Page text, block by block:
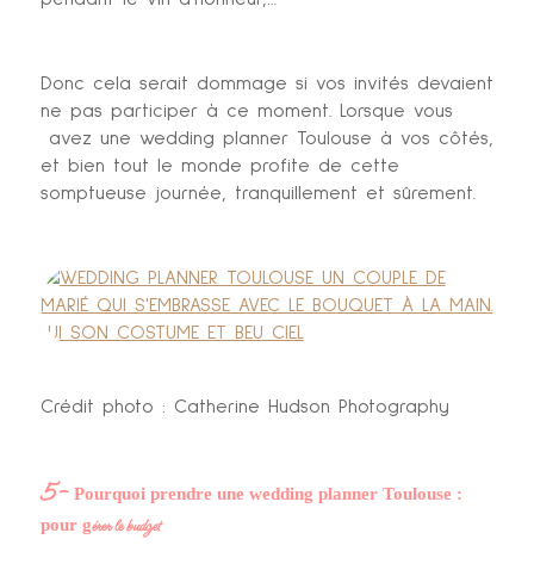
Donc cela serait dommage si vos invités devaient
ne pas participer à ce moment. Lorsque vous
avez une wedding planner Toulouse à vos côtés,
et bien tout le monde profite de cette
somptueuse journée, tranquillement et sûrement.
Crédit photo : Catherine Hudson Photography
5- Pourquoi prendre une wedding planner Toulouse :
pour gérer le budget